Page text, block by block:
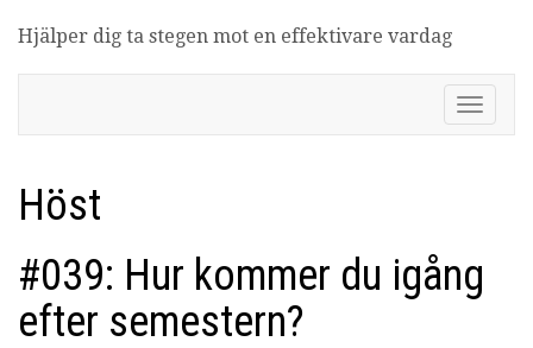
Produktivitetsbloggen
Hjälper dig ta stegen mot en effektivare vardag
V
i
l
j
Höst
#039: Hur kommer du igång
efter semestern?